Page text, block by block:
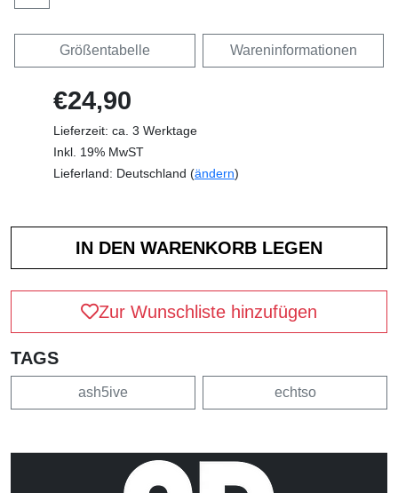
Größentabelle Wareninformationen
€24,90
Lieferzeit: ca. 3 Werktage
Inkl. 19% MwST
Lieferland: Deutschland (ändern)
Zur Wunschliste hinzufügen
TAGS
ash5ive echtso